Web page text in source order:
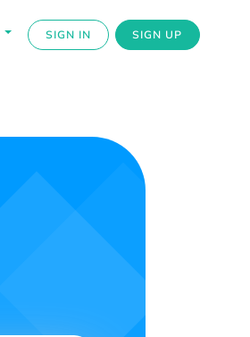
SIGN IN SIGN UP